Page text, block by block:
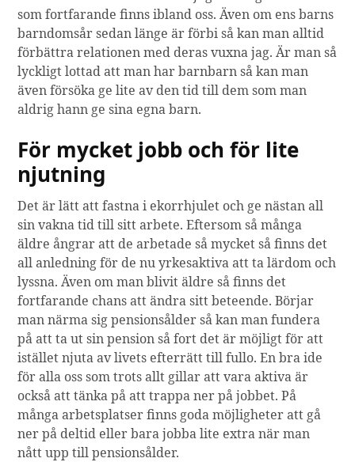
som fortfarande finns ibland oss. Även om ens barns
barndomsår sedan länge är förbi så kan man alltid
förbättra relationen med deras vuxna jag. Är man så
lyckligt lottad att man har barnbarn så kan man
även försöka ge lite av den tid till dem som man
aldrig hann ge sina egna barn.
För mycket jobb och för lite
njutning
Det är lätt att fastna i ekorrhjulet och ge nästan all
sin vakna tid till sitt arbete. Eftersom så många
äldre ångrar att de arbetade så mycket så finns det
all anledning för de nu yrkesaktiva att ta lärdom och
lyssna. Även om man blivit äldre så finns det
fortfarande chans att ändra sitt beteende. Börjar
man närma sig pensionsålder så kan man fundera
på att ta ut sin pension så fort det är möjligt för att
istället njuta av livets efterrätt till fullo. En bra ide
för alla oss som trots allt gillar att vara aktiva är
också att tänka på att trappa ner på jobbet. På
många arbetsplatser finns goda möjligheter att gå
ner på deltid eller bara jobba lite extra när man
nått upp till pensionsålder.